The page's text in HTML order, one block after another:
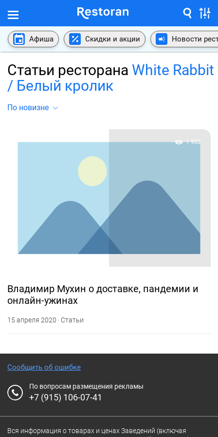
Афиша Скидки и акции Новости
Статьи ресторана White Rabbit
/ Белый кролик
По новизне
1 902
Владимир Мухин о доставке, пандемии и
онлайн-ужинах
15 апреля 2020 · Статьи
Сообщить об ошибке
По вопросам размещения рекламы
+7 (915) 106-07-41
Вся информация о товарах и ценах Заведений (включая